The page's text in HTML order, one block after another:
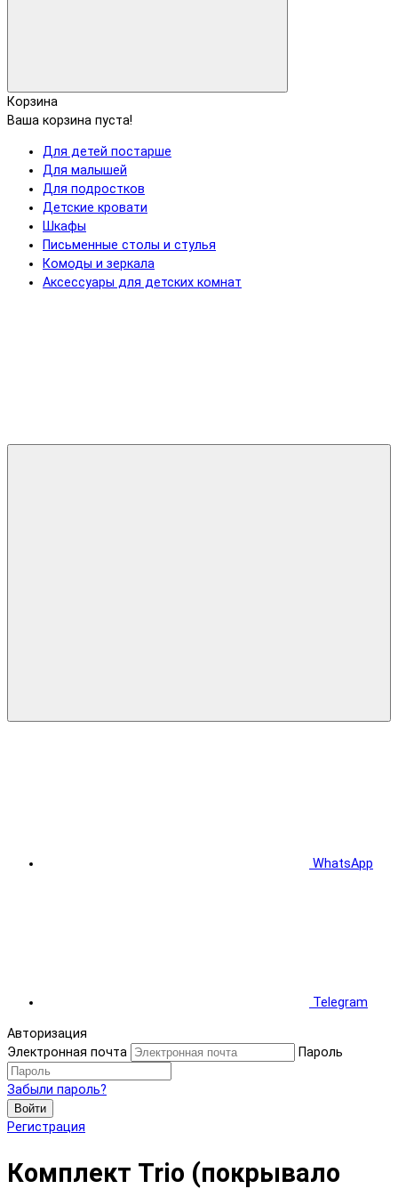
Корзина
Ваша корзина пуста!
Для детей постарше
Для малышей
Для подростков
Детские кровати
Шкафы
Письменные столы и стулья
Комоды и зеркала
Аксессуары для детских комнат
WhatsApp
Telegram
Авторизация
Электронная почта
Пароль
Забыли пароль?
Войти
Регистрация
Комплект Trio (покрывало